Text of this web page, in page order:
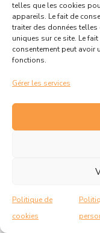
telles que les cookies
appareils. Le fait de
traiter des données
uniques sur ce site. Le
consentement peut avoir
fonctions.
Gérer les services
Politique de
cookies
Jérémy